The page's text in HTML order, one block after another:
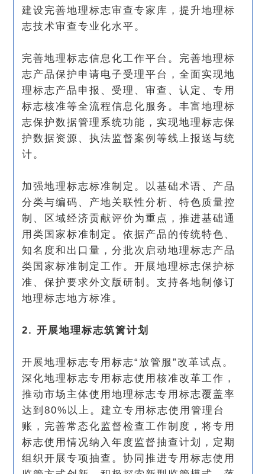
建设完善地理标志审查专家库，提升地理标
志技术审查专业化水平。
完善地理标志信息化工作平台。完善地理标
志产品保护申请电子受理平台，全面实现地
理标志产品申报、受理、审查、认定、专用
标志核准等全流程信息化服务。丰富地理标
志保护数据管理系统功能，实现地理标志保
护数据资源、执法监督案例等线上报送与统
计。
加强地理标志标准制定。以基础术语、产品
分类与编码、产地关联性分析、特色质量控
制、区域经济贡献评价为重点，推进基础通
用类国家标准制定。依据产品的传统特色、
知名度和出口量，分批次启动地理标志产品
类国家标准制定工作。开展地理标志保护标
准、保护要求外文版研制。支持各地制修订
地理标志地方标准。
2. 开展地理标志筑篱计划
开展地理标志专用标志“放管服”改革试点。
深化地理标志专用标志使用核准改革工作，
推动市场主体使用地理标志专用标志覆盖率
达到80%以上。建立专用标志使用管理台
账，完善常态化监督检查工作制度，将专用
标志使用情况纳入年度监督抽查计划，定期
组织开展专项抽查。协同推进专用标志使用